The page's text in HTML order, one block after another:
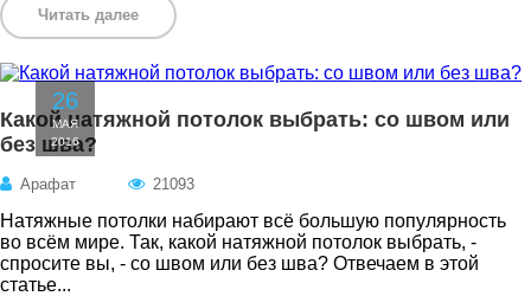
Читать далее
26
МАЯ
2016
Какой натяжной потолок выбрать: со швом или
без шва?
Арафат 21093
Натяжные потолки набирают всё большую популярность
во всём мире. Так, какой натяжной потолок выбрать, -
спросите вы, - со швом или без шва? Отвечаем в этой
статье...